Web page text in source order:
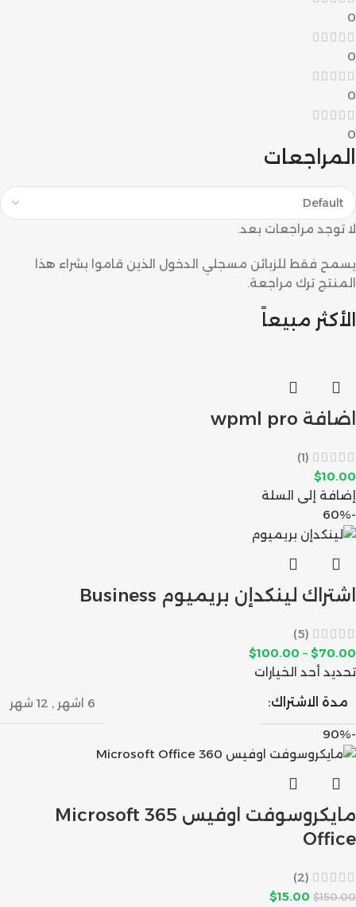
0
0
0
0
المراجعات
لا توجد مراجعات بعد.
يسمح فقط للزبائن مسجلي الدخول الذين قاموا بشراء هذا
المنتج ترك مراجعة.
الأكثر مبيعاً
اضافة wpml pro
(1)
$10.00
إضافة إلى السلة
-60%
اشتراك لينكدإن بريميوم Business
(5)
$70.00
–
$100.00
تحديد أحد الخيارات
مدة الاشتراك:
6 اشهر , 12 شهر
-90%
مايكروسوفت اوفيس 365 Microsoft
Office
(2)
$150.00
$15.00